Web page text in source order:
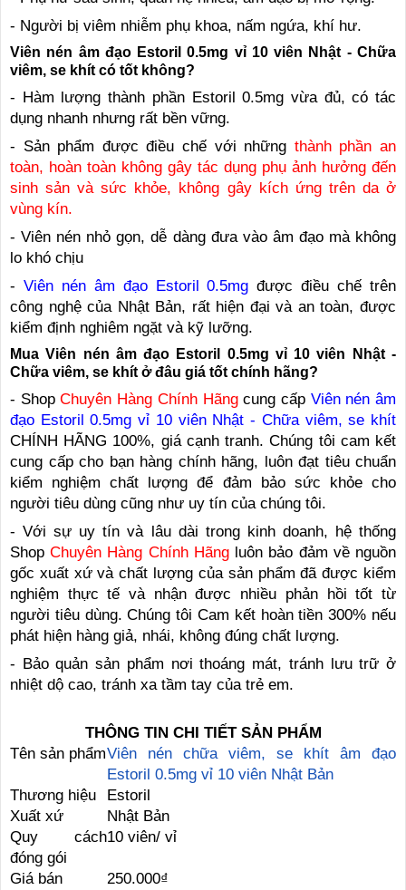
- Người bị viêm nhiễm phụ khoa, nấm ngứa, khí hư.
Viên nén âm đạo Estoril 0.5mg vỉ 10 viên Nhật - Chữa
viêm, se khít có tốt không?
- Hàm lượng thành phần Estoril 0.5mg vừa đủ, có tác
dụng nhanh nhưng rất bền vững.
- Sản phẩm được điều chế với những thành phần an
toàn, hoàn toàn không gây tác dụng phụ ảnh hưởng đến
sinh sản và sức khỏe, không gây kích ứng trên da ở
vùng kín.
- Viên nén nhỏ gọn, dễ dàng đưa vào âm đạo mà không
lo khó chịu
- Viên nén âm đạo Estoril 0.5mg được điều chế trên
công nghệ của Nhật Bản, rất hiện đại và an toàn, được
kiểm định nghiêm ngặt và kỹ lưỡng.
Mua Viên nén âm đạo Estoril 0.5mg vỉ 10 viên Nhật -
Chữa viêm, se khít ở đâu giá tốt chính hãng?
- ShopChuyên Hàng Chính Hãngcung cấp Viên nén âm
đạo Estoril 0.5mg vỉ 10 viên Nhật - Chữa viêm, se khít
CHÍNH HÃNG 100%, giá cạnh tranh. Chúng tôi cam kết
cung cấp cho bạn hàng chính hãng, luôn đạt tiêu chuẩn
kiểm nghiệm chất lượng để đảm bảo sức khỏe cho
người tiêu dùng cũng như uy tín của chúng tôi.
- Với sự uy tín và lâu dài trong kinh doanh, hệ thống
ShopChuyên Hàng Chính Hãngluôn bảo đảm về nguồn
gốc xuất xứ và chất lượng của sản phẩm đã được kiểm
nghiệm thực tế và nhận được nhiều phản hồi tốt từ
người tiêu dùng. Chúng tôi Cam kết hoàn tiền 300% nếu
phát hiện hàng giả, nhái, không đúng chất lượng.
- Bảo quản sản phẩm nơi thoáng mát, tránh lưu trữ ở
nhiệt dộ cao, tránh xa tầm tay của trẻ em.
THÔNG TIN CHI TIẾT SẢN PHẨM
Tên sản phẩmViên nén chữa viêm, se khít âm đạo
Estoril 0.5mg vỉ 10 viên Nhật Bản
Thương hiệu
Estoril
Xuất xứ
Nhật Bản
Quy cách
đóng gói
10 viên/ vỉ
Giá bán
250.000₫